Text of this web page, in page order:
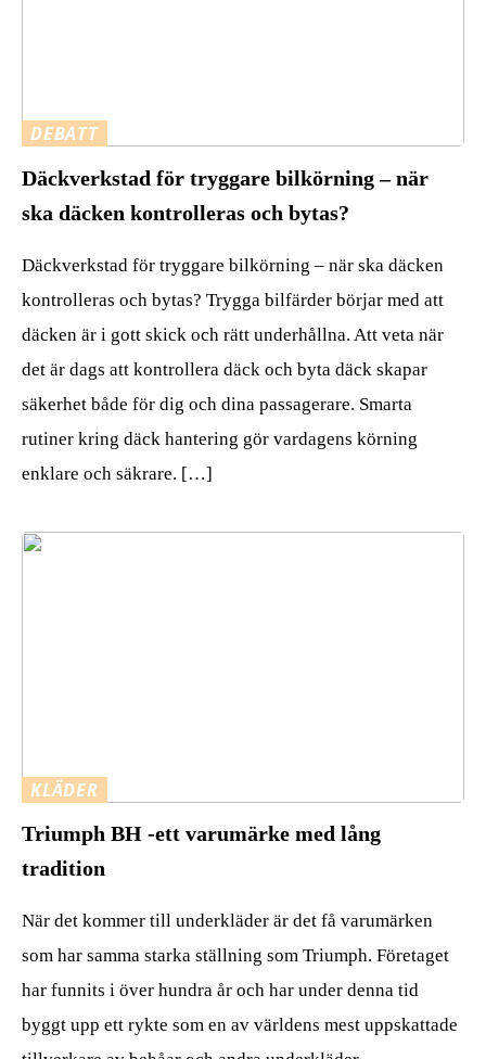
DEBATT
Däckverkstad för tryggare bilkörning – när
ska däcken kontrolleras och bytas?
Däckverkstad för tryggare bilkörning – när ska däcken
kontrolleras och bytas? Trygga bilfärder börjar med att
däcken är i gott skick och rätt underhållna. Att veta när
det är dags att kontrollera däck och byta däck skapar
säkerhet både för dig och dina passagerare. Smarta
rutiner kring däck hantering gör vardagens körning
enklare och säkrare. […]
KLÄDER
Triumph BH -ett varumärke med lång
tradition
När det kommer till underkläder är det få varumärken
som har samma starka ställning som Triumph. Företaget
har funnits i över hundra år och har under denna tid
byggt upp ett rykte som en av världens mest uppskattade